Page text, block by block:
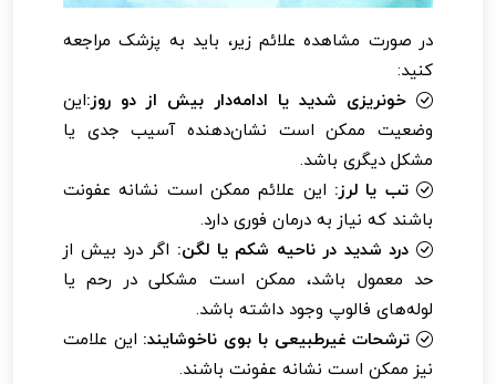
در صورت مشاهده علائم زیر، باید به پزشک مراجعه
کنید:
خونریزی شدید یا ادامه‌دار بیش از دو روز:این
وضعیت ممکن است نشان‌دهنده آسیب جدی یا
مشکل دیگری باشد.
تب یا لرز: این علائم ممکن است نشانه عفونت
باشند که نیاز به درمان فوری دارد.
درد شدید در ناحیه شکم یا لگن: اگر درد بیش از
حد معمول باشد، ممکن است مشکلی در رحم یا
لوله‌های فالوپ وجود داشته باشد.
ترشحات غیرطبیعی با بوی ناخوشایند: این علامت
نیز ممکن است نشانه عفونت باشند.